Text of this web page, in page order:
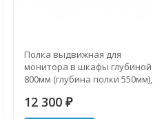
Полка выдвижная для
монитора в шкафы глубиной
800мм (глубина полки 550мм),
MONITOR-550)
12 300 ₽